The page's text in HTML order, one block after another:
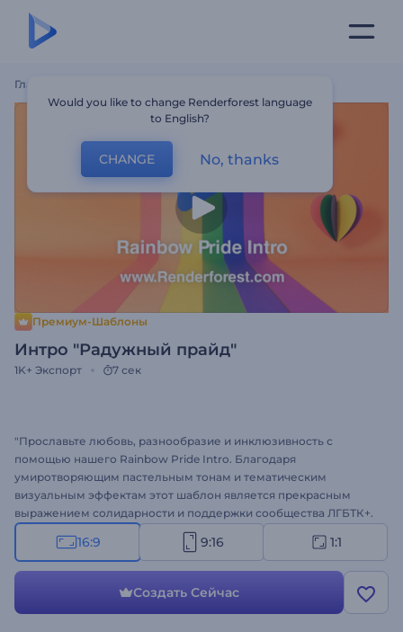
Главная
Премиум-Шаблоны
Интро "Радужный прайд"
1K+ Экспорт 7 сек
"Прославьте любовь, разнообразие и инклюзивность с
помощью нашего Rainbow Pride Intro. Благодаря
умиротворяющим пастельным тонам и тематическим
визуальным эффектам этот шаблон является прекрасным
выражением солидарности и поддержки сообщества ЛГБТК+.
Благодаря настраиваемым опциям для текста, размещения
логотипа и музыки вы можете настроить это интро в
индивидуальностью. Идеально подходит для мероприятий,
посвященных месяцу прайда, мероприятий ЛГБТК+ или любых
16:9 9:16 1:1
Создать Сейчас
Would you like to change Renderforest language
to English?
CHANGE No, thanks